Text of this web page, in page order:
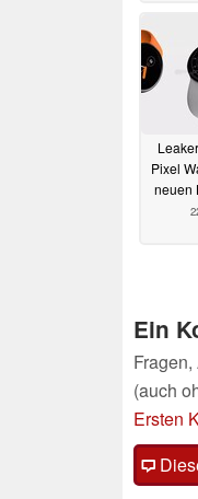
Pixel
neuen
Ein
(auch
Ersten